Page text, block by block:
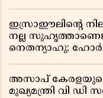
ഇസ്രാഈലിന്റെ
നല്ല
നെതന്യാഹു;
അസാപ്
മുഖ്യമന്ത്രി വി ഡി